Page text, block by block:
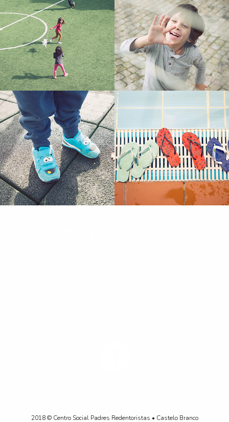
2018 © Centro Social Padres Redentoristas • Castelo Branco